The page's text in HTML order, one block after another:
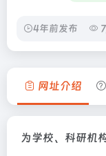
4年前发布
网址介绍
为学校、科研机